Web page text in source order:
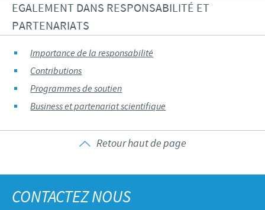
EGALEMENT DANS RESPONSABILITÉ ET
PARTENARIATS
Importance de la responsabilité
Contributions
Programmes de soutien
Business et partenariat scientifique
Retour haut de page
CONTACTEZ NOUS